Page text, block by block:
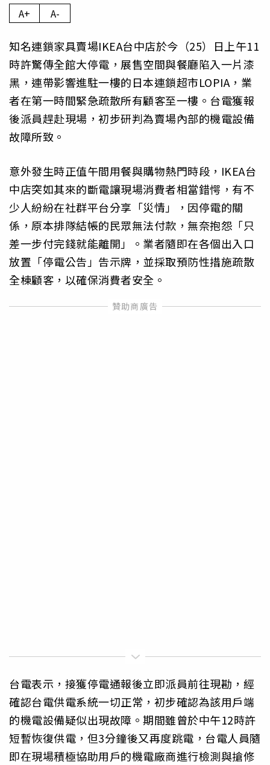
A+ A-
知名連鎖家具賣場IKEA台中店於今（25）日上午11
時許驚傳全館大停電，展售空間與餐廳陷入一片漆
黑，連帶影響進駐一樓的日本連鎖超市LOPIA，業
者在第一時間緊急疏散所有顧客至一樓。台電獲報
後派員趕赴現場，初步研判為賣場內部的機電設備
故障所致。
意外發生時正值午間用餐與購物熱門時段，IKEA台
中店突如其來的斷電讓現場消費者相當錯愕，有不
少人紛紛在社群平台分享「災情」，因停電的關
係，原本排隊結帳的民眾無法付款，無奈抱怨「只
差一步付完錢就能離開」。業者隨即在各個出入口
放置「停電公告」告示牌，並採取預防性措施疏散
全棟顧客，以確保消費者安全。
台電表示，接獲停電通報後立即派員前往現勘，經
確認台電供電系統一切正常，初步確認為該用戶端
的機電設備疑似出現故障。期間雖曾於中午12時許
短暫恢復供電，但3分鐘後又再度跳電，台電人員隨
即在現場積極協助用戶的機電廠商進行檢測與搶修